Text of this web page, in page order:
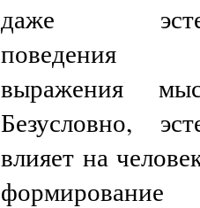
даже
выражения
Безусловно,
влияет на